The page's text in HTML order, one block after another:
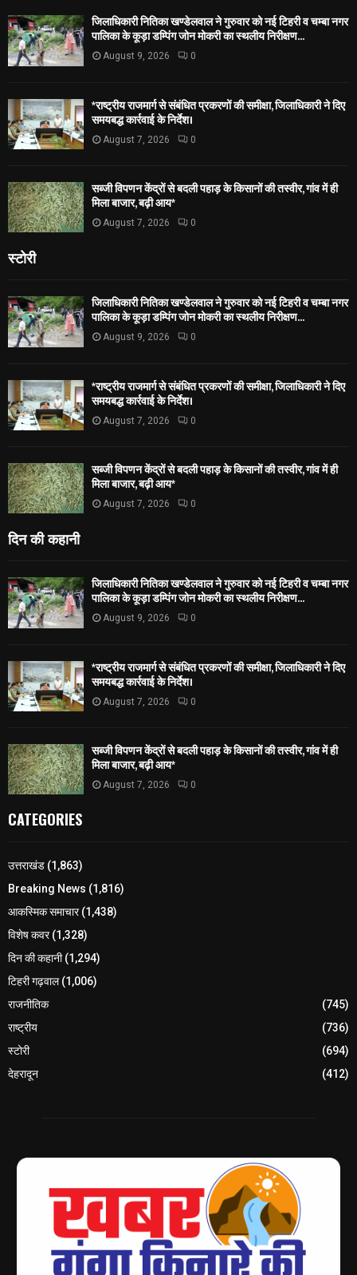
जिलाधिकारी नितिका खण्डेलवाल ने गुरुवार को नई टिहरी व चम्बा नगर
पालिका के कूड़ा डम्पिंग जोन मोकरी का स्थलीय निरीक्षण...
August 9, 2026 0
*राष्ट्रीय राजमार्ग से संबंधित प्रकरणों की समीक्षा, जिलाधिकारी ने दिए
समयबद्ध कार्रवाई के निर्देश।
August 7, 2026 0
सब्जी विपणन केंद्रों से बदली पहाड़ के किसानों की तस्वीर, गांव में ही
मिला बाजार, बढ़ी आय*
August 7, 2026 0
स्टोरी
जिलाधिकारी नितिका खण्डेलवाल ने गुरुवार को नई टिहरी व चम्बा नगर
पालिका के कूड़ा डम्पिंग जोन मोकरी का स्थलीय निरीक्षण...
August 9, 2026 0
*राष्ट्रीय राजमार्ग से संबंधित प्रकरणों की समीक्षा, जिलाधिकारी ने दिए
समयबद्ध कार्रवाई के निर्देश।
August 7, 2026 0
सब्जी विपणन केंद्रों से बदली पहाड़ के किसानों की तस्वीर, गांव में ही
मिला बाजार, बढ़ी आय*
August 7, 2026 0
दिन की कहानी
जिलाधिकारी नितिका खण्डेलवाल ने गुरुवार को नई टिहरी व चम्बा नगर
पालिका के कूड़ा डम्पिंग जोन मोकरी का स्थलीय निरीक्षण...
August 9, 2026 0
*राष्ट्रीय राजमार्ग से संबंधित प्रकरणों की समीक्षा, जिलाधिकारी ने दिए
समयबद्ध कार्रवाई के निर्देश।
August 7, 2026 0
सब्जी विपणन केंद्रों से बदली पहाड़ के किसानों की तस्वीर, गांव में ही
मिला बाजार, बढ़ी आय*
August 7, 2026 0
CATEGORIES
उत्तराखंड (1,863)
Breaking News (1,816)
आकस्मिक समाचार(1,438)
विशेष कवर(1,328)
दिन की कहानी(1,294)
टिहरी गढ़वाल(1,006)
राजनीतिक
(745)
राष्ट्रीय
(736)
स्टोरी
(694)
देहरादून
(412)